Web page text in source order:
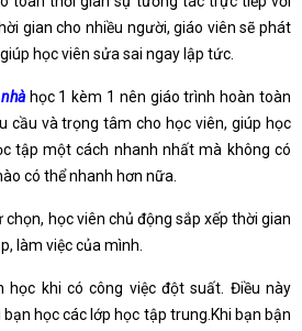
gian cho nhiều người, giáo viên sẽ phát
học viên sửa sai ngay lập tức.
học 1 kèm 1 nên giáo trình hoàn toàn
cầu và trọng tâm cho học viên, giúp học
tập một cách nhanh nhất mà không có
có thể nhanh hơn nữa.
học viên chủ động sắp xếp thời gian
làm việc của mình.
học khi có công việc đột suất. Điều này
học các lớp học tập trung.Khi bạn bận